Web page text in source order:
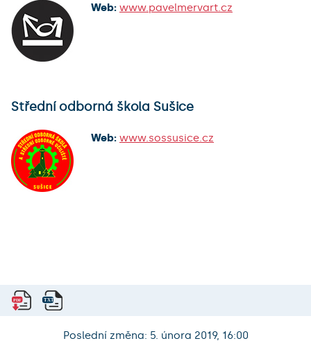
Web: www.pavelmervart.cz
Střední odborná škola Sušice
Web: www.sossusice.cz
Poslední změna: 5. února 2019, 16:00